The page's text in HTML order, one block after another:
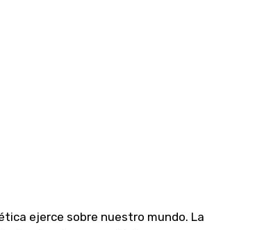
ejerce sobre nuestro mundo. La